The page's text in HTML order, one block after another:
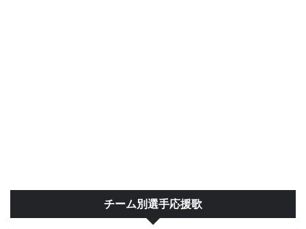
チーム別選手応援歌